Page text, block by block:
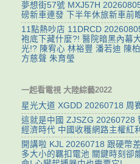
夢想街57號 MXJ57H
磅新車連發 下半年休旅新車前
11點熱吵店 11DRCD
袍底下藏什麼?! 醫院暗黑內幕
光!? 陳宥心 林裕豐 潘若迪 陳
方慈聲 朱育瑩
一起看電視 大陸綜藝2022
星光大道 XGDD 20260718 周
這就是中國 ZJSZG 20260728
經濟時代 中國收穫網路主權紅利
開講啦 KJL 20260718 跟硬幣
多大小的羈扣電池 關鍵時刻卻